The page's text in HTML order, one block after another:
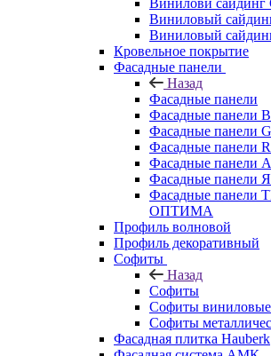
Виниловй сайдинг
Виниловый
Виниловый
Кровельное покрытие
Фасадные панели
Назад
Фасадные панели
Фасадные панели
Фасадные панели
Фасадные панели
Фасадные панели
Фасадные панели
Фасадные
ОПТИМА
Профиль волновой
Профиль декоративный
Софиты
Назад
Софиты
Софиты виниловые
Софиты
Фасадная плитка Hauberk